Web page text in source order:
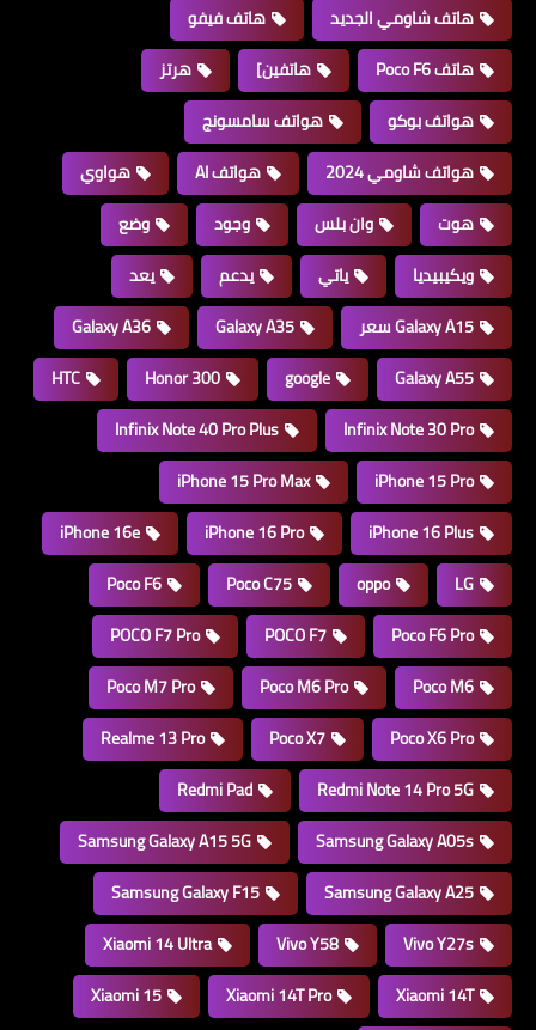
هاتف شاومي الجديد
هاتف فيفو
هاتف Poco F6
هاتفين]
هرتز
هواتف بوكو
هواتف سامسونج
هواتف شاومي 2024
هواتف AI
هواوي
هوت
وان بلس وجود
وضع
ويكيبيديا
ياتي يدعم
يعد
Galaxy A15 سعر
Galaxy A35
Galaxy A36
Galaxy A55
google
Honor 300
HTC
Infinix Note 30 Pro
Infinix Note 40 Pro Plus
iPhone 15 Pro
iPhone 15 Pro Max
iPhone 16 Plus
iPhone 16 Pro
iPhone 16e
LG
oppo
Poco C75
Poco F6
Poco F6 Pro
POCO F7
POCO F7 Pro
Poco M6
Poco M6 Pro
Poco M7 Pro
Poco X6 Pro
Poco X7
Realme 13 Pro
Redmi Note 14 Pro 5G
Redmi Pad
Samsung Galaxy A05s
Samsung Galaxy A15 5G
Samsung Galaxy A25
Samsung Galaxy F15
Vivo Y27s
Vivo Y58
Xiaomi 14 Ultra
Xiaomi 14T
Xiaomi 14T Pro
Xiaomi 15